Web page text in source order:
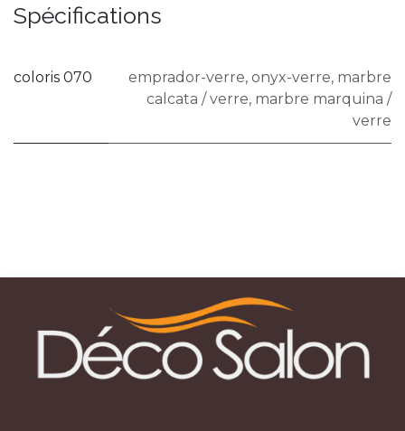
Spécifications
coloris 070 emprador-verre, onyx-verre, marbre
calcata / verre, marbre marquina /
verre